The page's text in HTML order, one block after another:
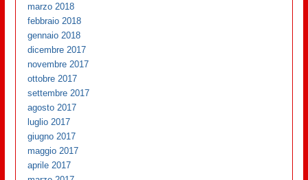
marzo 2018
febbraio 2018
gennaio 2018
dicembre 2017
novembre 2017
ottobre 2017
settembre 2017
agosto 2017
luglio 2017
giugno 2017
maggio 2017
aprile 2017